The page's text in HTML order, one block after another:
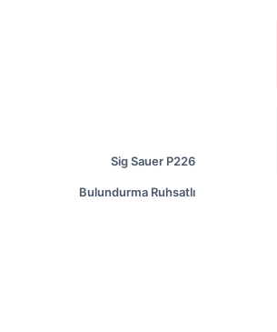
Sig Sauer P226
Bulundurma Ruhsatlı